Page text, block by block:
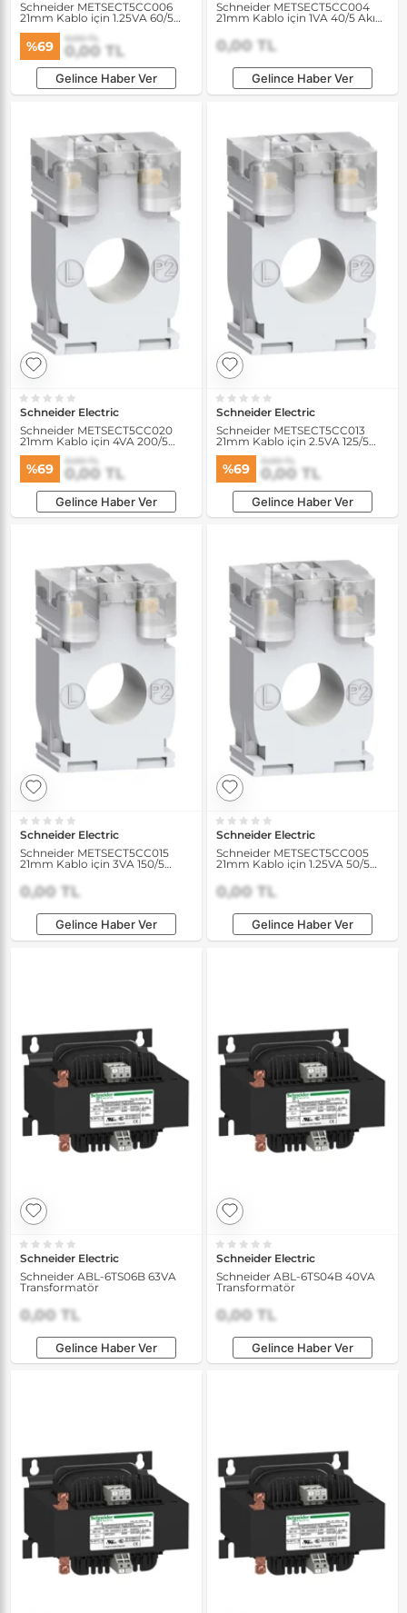
Schneider METSECT5CC006
21mm Kablo için 1.25VA 60/5
%69 0,00 TL
0,00 TL
Gelince Haber Ver
Schneider METSECT5CC004
21mm Kablo için 1VA 40/5 Akım
0,00 TL
Gelince Haber Ver
Schneider Electric
Schneider METSECT5CC020
21mm Kablo için 4VA 200/5
Akım Transformatörü
%69 0,00 TL
0,00 TL
Gelince Haber Ver
Schneider Electric
Schneider METSECT5CC013
21mm Kablo için 2.5VA 125/5
Akım Transformatörü
%69 0,00 TL
0,00 TL
Gelince Haber Ver
Schneider Electric
Schneider METSECT5CC015
21mm Kablo için 3VA 150/5
0,00 TL
Gelince Haber Ver
Schneider Electric
Schneider METSECT5CC005
21mm Kablo için 1.25VA 50/5
0,00 TL
Gelince Haber Ver
Schneider Electric
Schneider ABL-6TS06B 63VA
Transformatör
0,00 TL
Gelince Haber Ver
Schneider Electric
Schneider ABL-6TS04B 40VA
Transformatör
0,00 TL
Gelince Haber Ver